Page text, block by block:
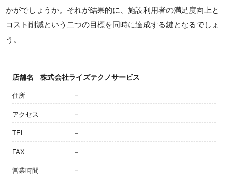
かがでしょうか。それが結果的に、施設利用者の満足度向上と
コスト削減という二つの目標を同時に達成する鍵となるでしょ
う。
店舗名 株式会社ライズテクノサービス
住所 －
アクセス －
TEL －
FAX －
営業時間 －